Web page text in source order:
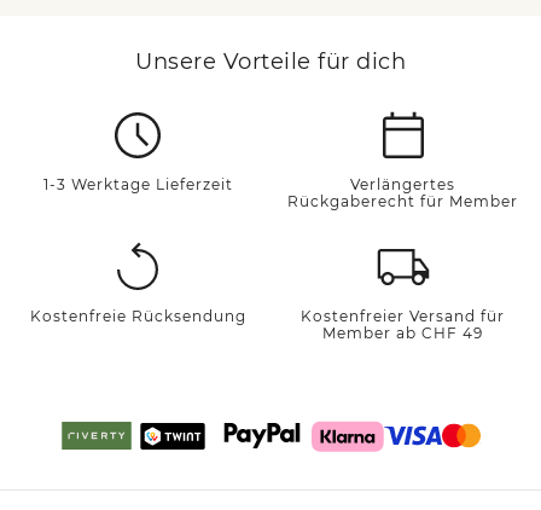
Unsere Vorteile für dich
1-3 Werktage Lieferzeit
Verlängertes
Rückgaberecht für Member
Kostenfreie Rücksendung
Kostenfreier Versand für
Member ab CHF 49